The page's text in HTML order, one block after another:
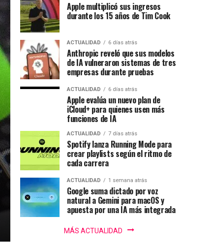
Apple multiplicó sus ingresos
durante los 15 años de Tim Cook
ACTUALIDAD 6 días atrás
Anthropic reveló que sus modelos
de IA vulneraron sistemas de tres
empresas durante pruebas
ACTUALIDAD 6 días atrás
Apple evalúa un nuevo plan de
iCloud+ para quienes usen más
funciones de IA
ACTUALIDAD 7 días atrás
Spotify lanza Running Mode para
crear playlists según el ritmo de
cada carrera
ACTUALIDAD 1 semana atrás
Google suma dictado por voz
natural a Gemini para macOS y
apuesta por una IA más integrada
MÁS ACTUALIDAD